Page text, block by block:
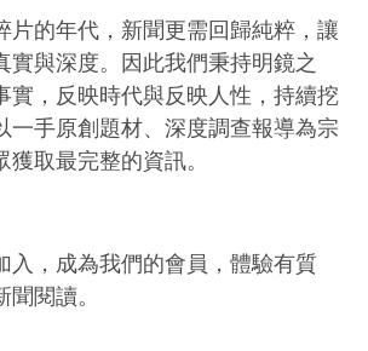
片的年代，新聞更需回歸純粹，讓
實與深度。因此我們秉持明鏡之
實，反映時代與反映人性，持續挖
一手原創題材、深度調查報導為宗
取最完整的資訊。
入，成為我們的會員，體驗有質
閱讀。